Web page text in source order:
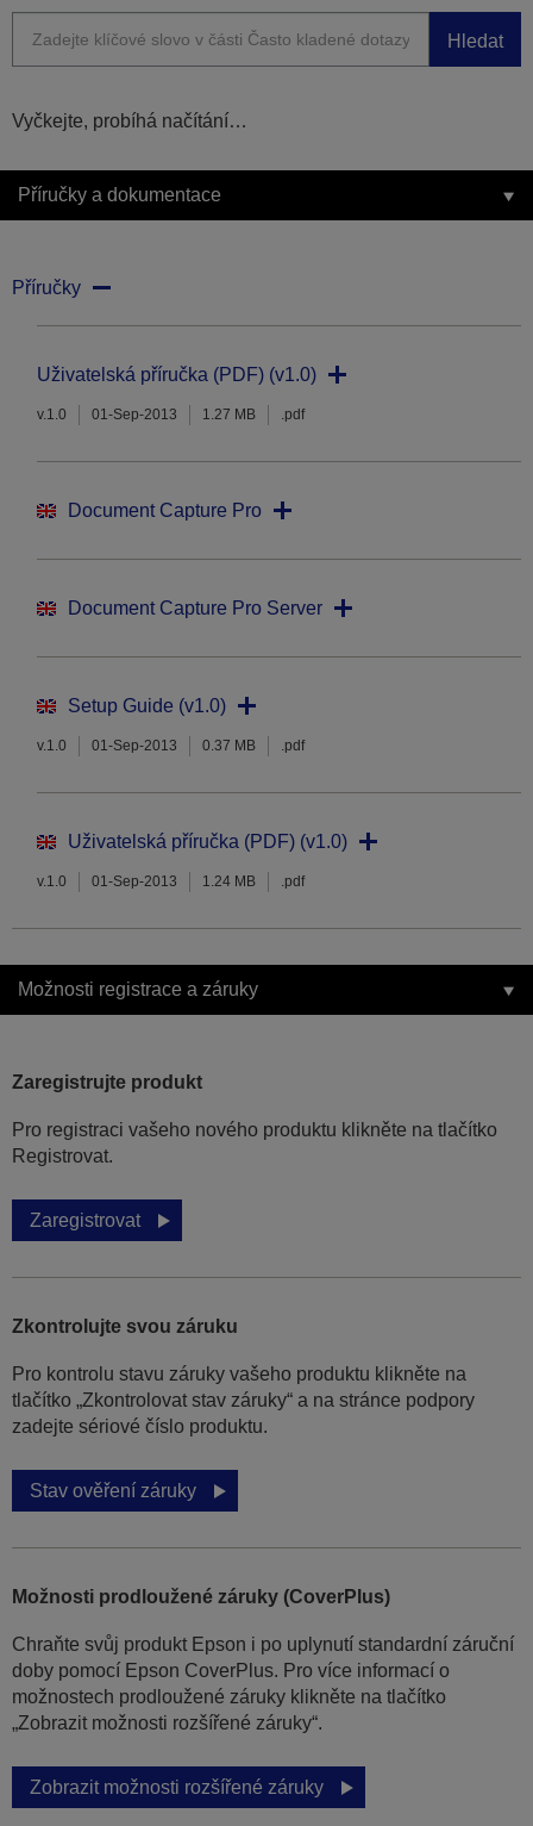
Hledat
Vyčkejte, probíhá načítání…
Příručky a dokumentace
Příručky
Uživatelská příručka (PDF) (v1.0)
v.1.0 01-Sep-2013 1.27 MB .pdf
Document Capture Pro
Document Capture Pro Server
Setup Guide (v1.0)
v.1.0 01-Sep-2013 0.37 MB .pdf
Uživatelská příručka (PDF) (v1.0)
v.1.0 01-Sep-2013 1.24 MB .pdf
Možnosti registrace a záruky
Zaregistrujte produkt
Pro registraci vašeho nového produktu klikněte na tlačítko
Registrovat.
Zaregistrovat
Zkontrolujte svou záruku
Pro kontrolu stavu záruky vašeho produktu klikněte na
tlačítko „Zkontrolovat stav záruky“ a na stránce podpory
zadejte sériové číslo produktu.
Stav ověření záruky
Možnosti prodloužené záruky (CoverPlus)
Chraňte svůj produkt Epson i po uplynutí standardní záruční
doby pomocí Epson CoverPlus. Pro více informací o
možnostech prodloužené záruky klikněte na tlačítko
„Zobrazit možnosti rozšířené záruky“.
Zobrazit možnosti rozšířené záruky